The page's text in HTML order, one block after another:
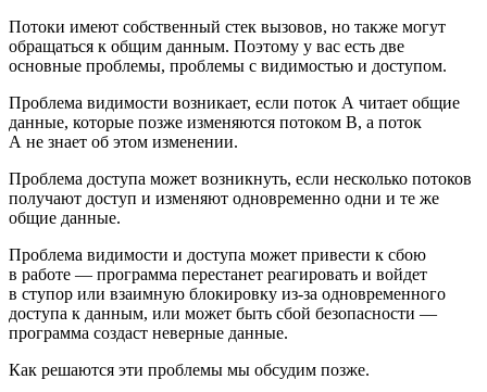
Потоки имеют собственный стек вызовов, но также могут
обращаться к общим данным. Поэтому у вас есть две
основные проблемы, проблемы с видимостью и доступом.
Проблема видимости возникает, если поток A читает общие
данные, которые позже изменяются потоком B, а поток
A не знает об этом изменении.
Проблема доступа может возникнуть, если несколько потоков
получают доступ и изменяют одновременно одни и те же
общие данные.
Проблема видимости и доступа может привести к сбою
в работе — программа перестанет реагировать и войдет
в ступор или взаимную блокировку из-за одновременного
доступа к данным, или может быть сбой безопасности —
программа создаст неверные данные.
Как решаются эти проблемы мы обсудим позже.